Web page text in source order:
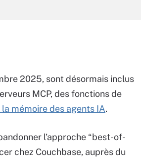
2025, sont désormais inclus
MCP, des fonctions de
mémoire des agents IA.
l’approche “best-of-
chez Couchbase, auprès du